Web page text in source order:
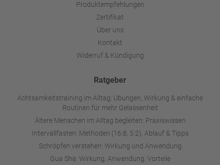
Produktempfehlungen
Zertifikat
Über uns
Kontakt
Widerruf & Kündigung
Ratgeber
Achtsamkeitstraining im Alltag: Übungen, Wirkung & einfache
Routinen für mehr Gelassenheit
Ältere Menschen im Alltag begleiten: Praxiswissen
Intervallfasten: Methoden (16:8, 5:2), Ablauf & Tipps
Schröpfen verstehen: Wirkung und Anwendung
Gua Sha: Wirkung, Anwendung, Vorteile